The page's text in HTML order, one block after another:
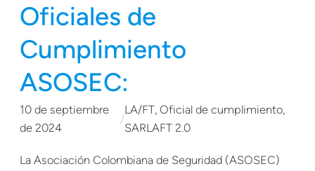
Oficiales de
Cumplimiento
ASOSEC:
10 de septiembre
de 2024
/
LA/FT, Oficial de cumplimiento,
SARLAFT 2.0
La Asociación Colombiana de Seguridad (ASOSEC)